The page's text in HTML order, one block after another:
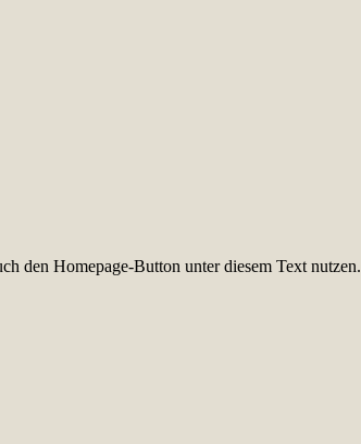
den Homepage-Button unter diesem Text nutzen.